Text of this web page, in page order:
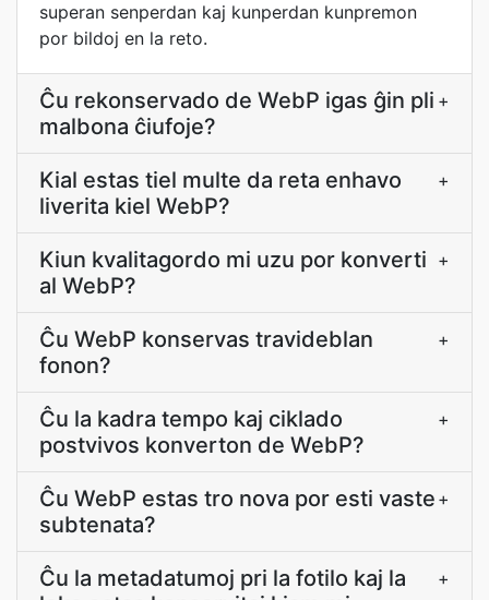
superan senperdan kaj kunperdan kunpremon
por bildoj en la reto.
Ĉu rekonservado de WebP igas ĝin pli
malbona ĉiufoje?
+
Kial estas tiel multe da reta enhavo
liverita kiel WebP?
+
Kiun kvalitagordo mi uzu por konverti
al WebP?
+
Ĉu WebP konservas travideblan
fonon?
+
Ĉu la kadra tempo kaj ciklado
postvivos konverton de WebP?
+
Ĉu WebP estas tro nova por esti vaste
subtenata?
+
Ĉu la metadatumoj pri la fotilo kaj la
+